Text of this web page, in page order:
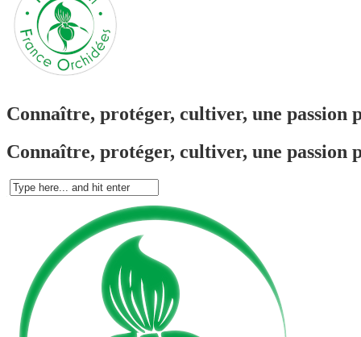
Connaître, protéger, cultiver, une passion
Connaître, protéger, cultiver, une passion